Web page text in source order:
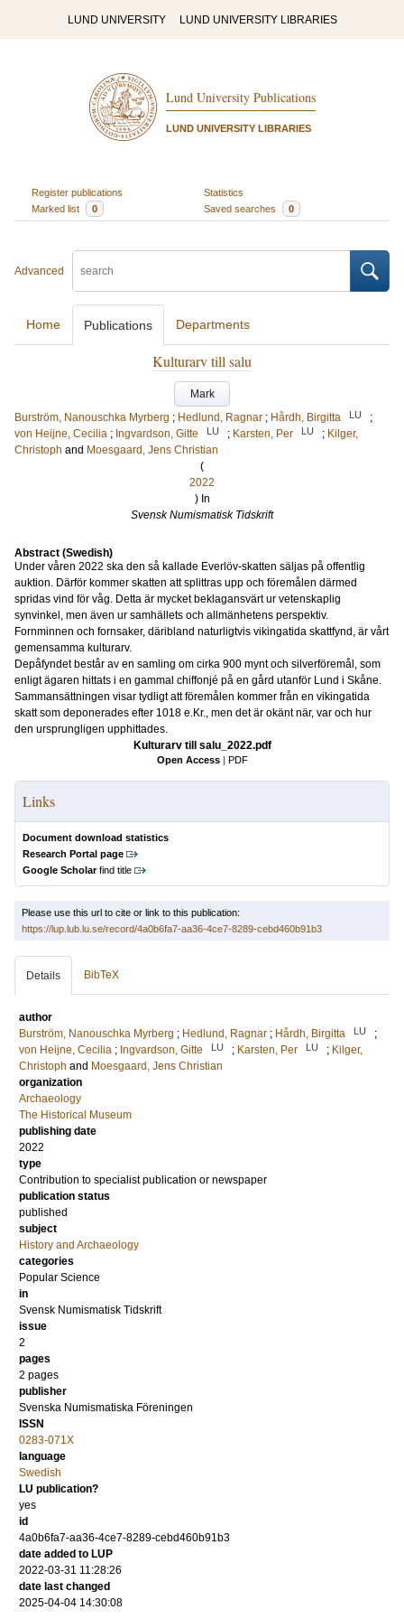
LUND UNIVERSITY LUND UNIVERSITY LIBRARIES
Lund University Publications
LUND UNIVERSITY LIBRARIES
Register publications
Statistics
Marked list
0 Saved searches 0
Advanced
Home Publications Departments
Kulturarv till salu
Mark
Burström, Nanouschka Myrberg ; Hedlund, Ragnar ; Hårdh, Birgitta LU
;
von Heijne, Cecilia ; Ingvardson, Gitte LU ; Karsten, Per LU ; Kilger,
Christoph and Moesgaard, Jens Christian
(
2022
) In
Svensk Numismatisk Tidskrift
Abstract (Swedish)
Under våren 2022 ska den så kallade Everlöv-skatten säljas på offentlig
auktion. Därför kommer skatten att splittras upp och föremålen därmed
spridas vind för våg. Detta är mycket beklagansvärt ur vetenskaplig
synvinkel, men även ur samhällets och allmänhetens perspektiv.
Fornminnen och fornsaker, däribland naturligtvis vikingatida skattfynd, är vårt
gemensamma kulturarv.
Depåfyndet består av en samling om cirka 900 mynt och silverföremål, som
enligt ägaren hittats i en gammal chiffonjé på en gård utanför Lund i Skåne.
Sammansättningen visar tydligt att föremålen kommer från en vikingatida
skatt som deponerades efter 1018 e.Kr., men det är okänt när, var och hur
den ursprungligen upphittades.
Kulturarv till salu_2022.pdf
Open Access | PDF
Links
Document download statistics
Research Portal page
Google Scholarfind title
Please use this url to cite or link to this publication:
https://lup.lub.lu.se/record/4a0b6fa7-aa36-4ce7-8289-cebd460b91b3
Details BibTeX
author
Burström, Nanouschka Myrberg ; Hedlund, Ragnar ; Hårdh, Birgitta LU
;
von Heijne, Cecilia ; Ingvardson, Gitte LU ; Karsten, Per LU ; Kilger,
Christoph and Moesgaard, Jens Christian
organization
Archaeology
The Historical Museum
publishing date
2022
type
Contribution to specialist publication or newspaper
publication status
published
subject
History and Archaeology
categories
Popular Science
in
Svensk Numismatisk Tidskrift
issue
2
pages
2 pages
publisher
Svenska Numismatiska Föreningen
ISSN
0283-071X
language
Swedish
LU publication?
yes
id
4a0b6fa7-aa36-4ce7-8289-cebd460b91b3
date added to LUP
2022-03-31 11:28:26
date last changed
2025-04-04 14:30:08